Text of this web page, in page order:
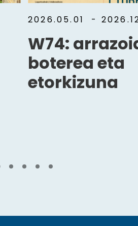
2026.05.01 -
W74:
boterea eta
etorkizuna